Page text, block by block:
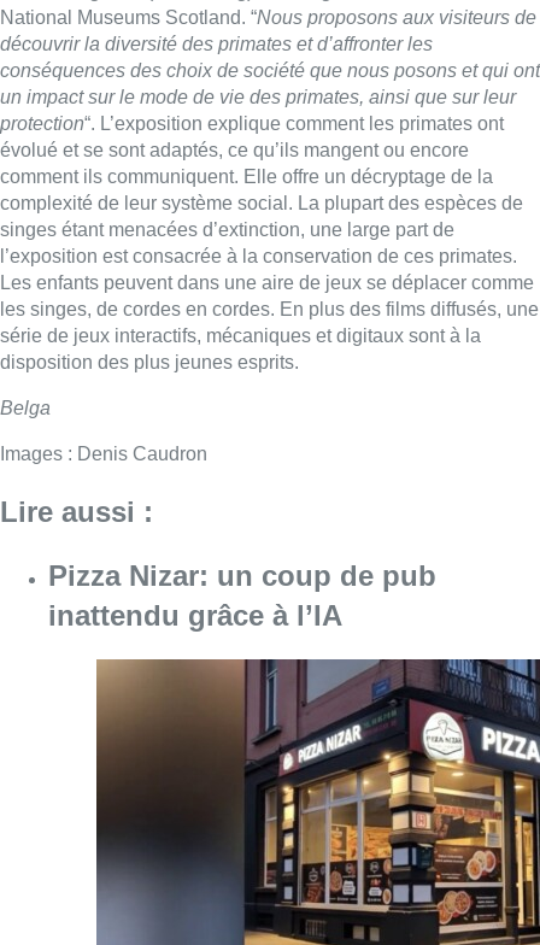
série de jeux interactifs, mécaniques et digitaux sont à la
disposition des plus jeunes esprits.
Belga
Images : Denis Caudron
Lire aussi :
Pizza Nizar: un coup de pub
inattendu grâce à l’IA
Consulter l'article "Pizza Nizar: un coup de
Foire du Midi: les visiteurs au
rendez-vous grâce à la météo